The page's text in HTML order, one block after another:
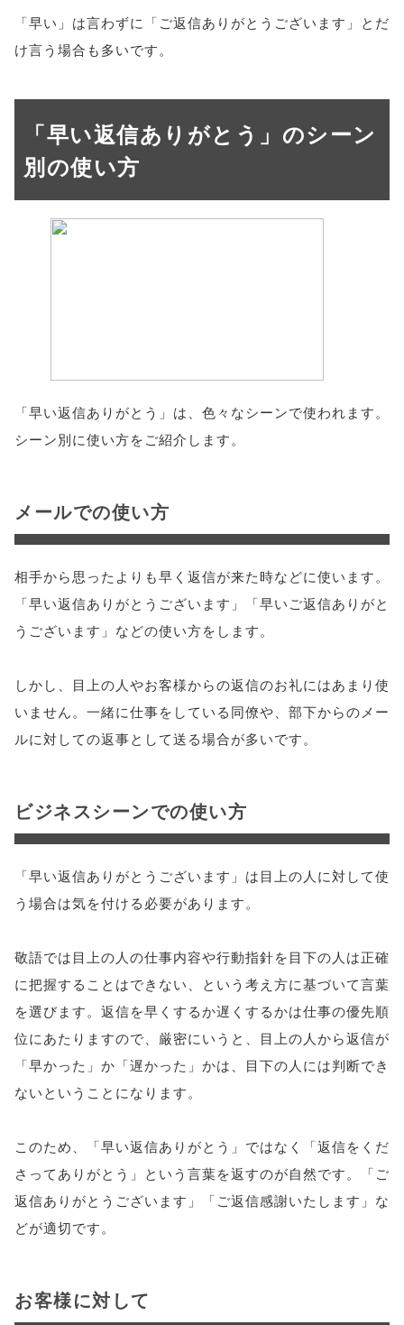
「早い」は言わずに「ご返信ありがとうございます」とだ
け言う場合も多いです。
「早い返信ありがとう」のシーン
別の使い方
「早い返信ありがとう」は、色々なシーンで使われます。
シーン別に使い方をご紹介します。
メールでの使い方
相手から思ったよりも早く返信が来た時などに使います。
「早い返信ありがとうございます」「早いご返信ありがと
うございます」などの使い方をします。
しかし、目上の人やお客様からの返信のお礼にはあまり使
いません。一緒に仕事をしている同僚や、部下からのメー
ルに対しての返事として送る場合が多いです。
ビジネスシーンでの使い方
「早い返信ありがとうございます」は目上の人に対して使
う場合は気を付ける必要があります。
敬語では目上の人の仕事内容や行動指針を目下の人は正確
に把握することはできない、という考え方に基づいて言葉
を選びます。返信を早くするか遅くするかは仕事の優先順
位にあたりますので、厳密にいうと、目上の人から返信が
「早かった」か「遅かった」かは、目下の人には判断でき
ないということになります。
このため、「早い返信ありがとう」ではなく「返信をくだ
さってありがとう」という言葉を返すのが自然です。「ご
返信ありがとうございます」「ご返信感謝いたします」な
どが適切です。
お客様に対して